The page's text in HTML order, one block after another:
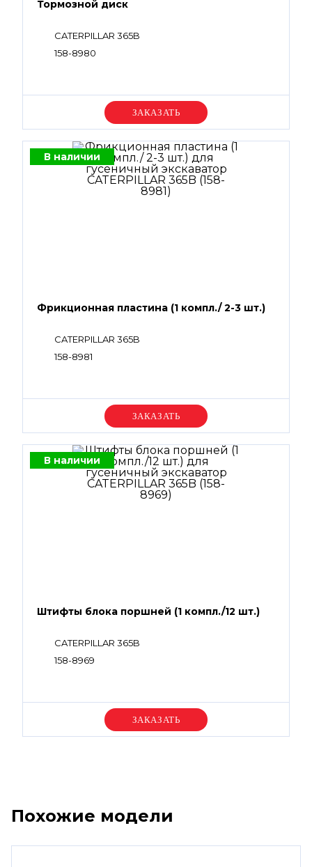
Тормозной диск
CATERPILLAR 365B
158-8980
Уточняйте цену
В наличии
Фрикционная пластина (1 компл./ 2-3 шт.)
CATERPILLAR 365B
158-8981
Уточняйте цену
В наличии
Штифты блока поршней (1 компл./12 шт.)
CATERPILLAR 365B
158-8969
Уточняйте цену
Похожие модели